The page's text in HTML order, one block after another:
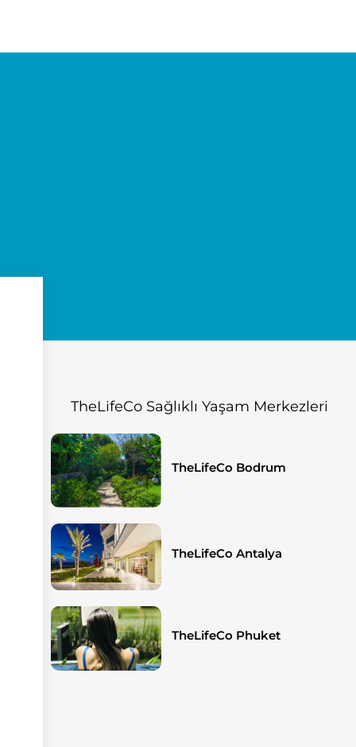
TheLifeCo Sağlıklı Yaşam Merkezleri
TheLifeCo Bodrum
TheLifeCo Antalya
TheLifeCo Phuket